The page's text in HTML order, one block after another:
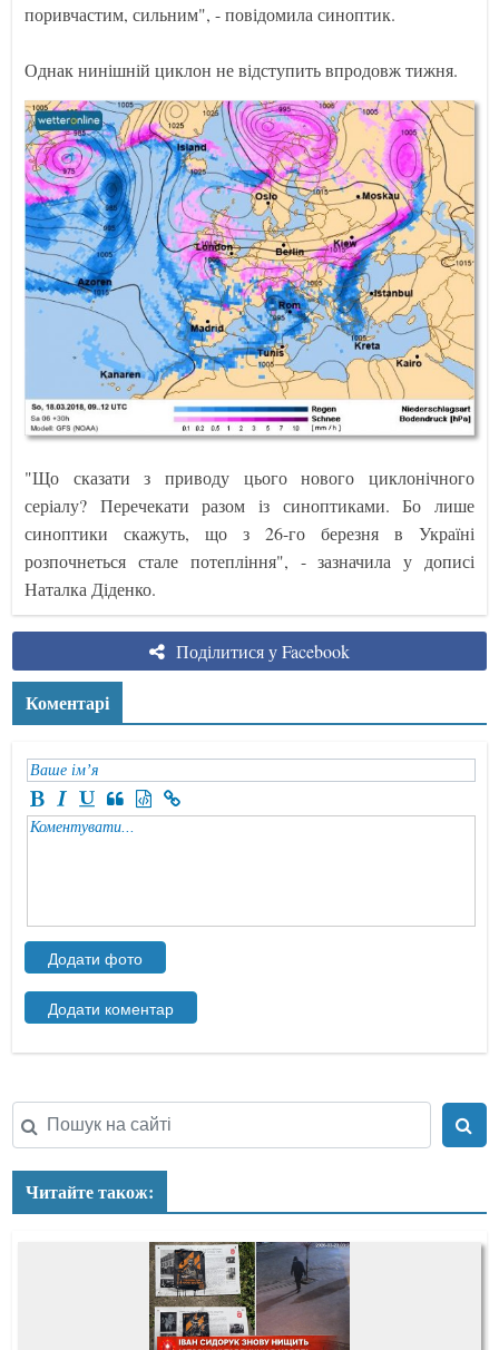
поривчастим, сильним", - повідомила синоптик.
Однак нинішній циклон не відступить впродовж тижня.
"Що сказати з приводу цього нового циклонічного
серіалу? Перечекати разом із синоптиками. Бо лише
синоптики скажуть, що з 26-го березня в Україні
розпочнеться стале потепління", - зазначила у дописі
Наталка Діденко.
Поділитися у Facebook
Коментарі
Читайте також: